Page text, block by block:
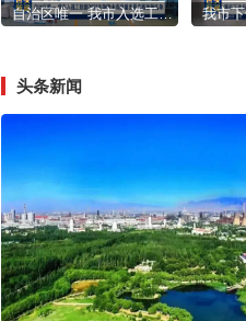
自治区唯一 我市入选工信部2025年制造业高质量发展实践案例名单
头条新闻